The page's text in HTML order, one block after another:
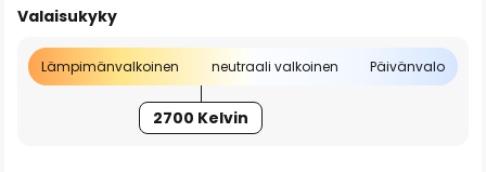
Valaisukyky
Lämpimänvalkoinen neutraali valkoinen Päivänvalo
2700 Kelvin